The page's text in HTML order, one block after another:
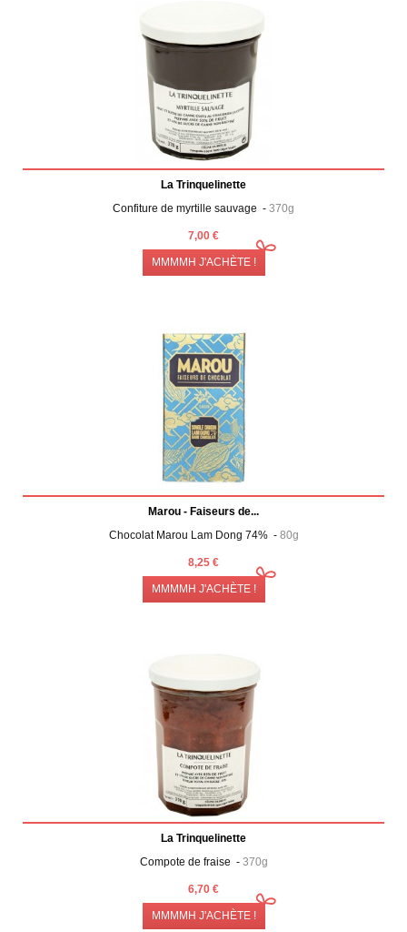
La Trinquelinette
Confiture de myrtille sauvage - 370g
7,00 €
MMMMH J'ACHÈTE !
Marou - Faiseurs de...
Chocolat Marou Lam Dong 74% - 80g
8,25 €
MMMMH J'ACHÈTE !
La Trinquelinette
Compote de fraise - 370g
6,70 €
MMMMH J'ACHÈTE !